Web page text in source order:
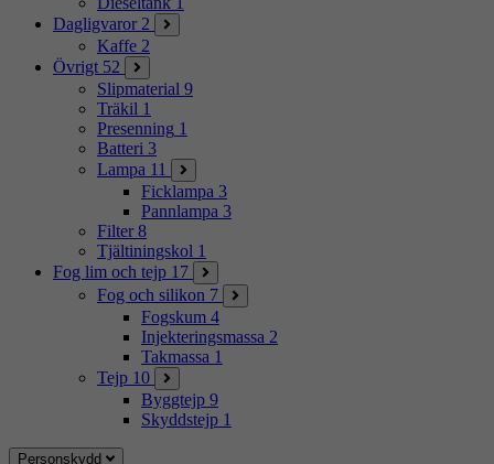
Dagligvaror 2
Kaffe 2
Övrigt 52
Slipmaterial 9
Träkil 1
Presenning 1
Batteri 3
Lampa 11
Ficklampa 3
Pannlampa 3
Filter 8
Tjältiningskol 1
Fog lim och tejp 17
Fog och silikon 7
Fogskum 4
Injekteringsmassa 2
Takmassa 1
Tejp 10
Byggtejp 9
Skyddstejp 1
Personskydd